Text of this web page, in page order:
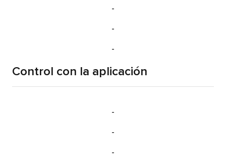
-
-
-
Control con la aplicación
-
-
-